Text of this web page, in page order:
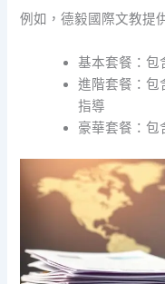
例如，德毅國際文教提
基本套餐：包
進階套餐：包
指導
豪華套餐：包